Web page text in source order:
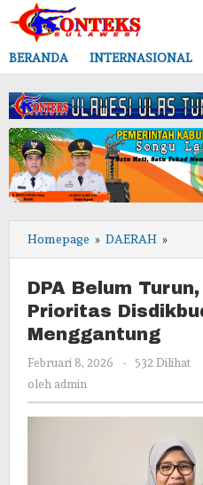
Lewati
ke
konten
BERANDA
INTERNASIONAL
Homepage » DAERAH »
Masih
DPA Belum
Prioritas
Menggantung
Februari 8, 2026
oleh
-
532 Dilihat
oleh admin